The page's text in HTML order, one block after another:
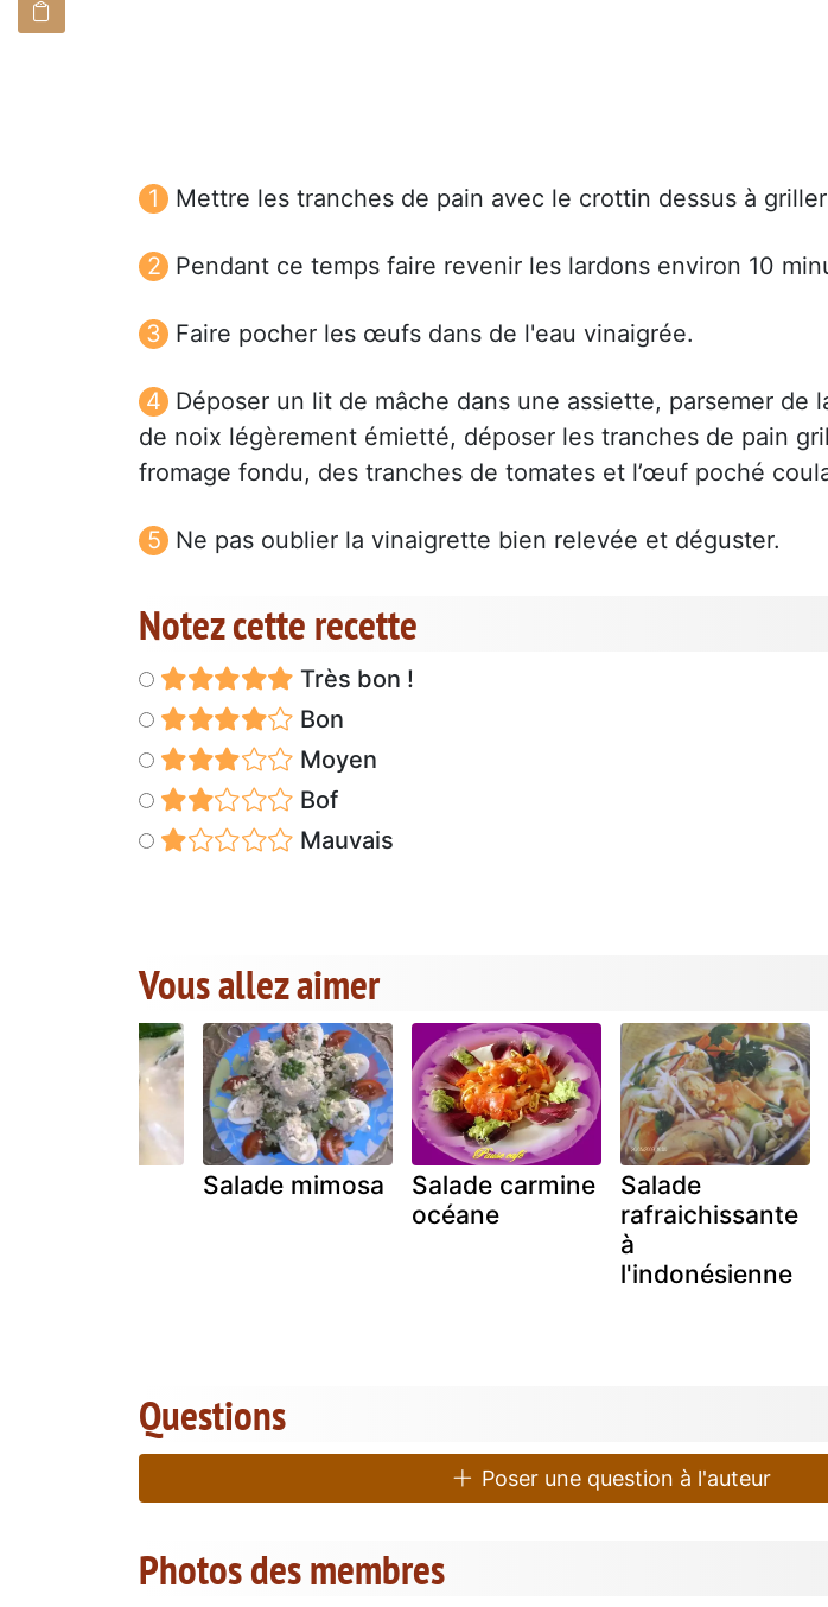
Mettre les tranches de pain avec le crottin dessus à
Pendant ce temps faire revenir les lardons environ 10
Faire pocher les œufs dans de l'eau vinaigrée.
Déposer un lit de mâche dans une assiette, parsemer de
de noix légèrement émietté, déposer les tranches de pain
fromage fondu, des tranches de tomates et l’œuf poché
Ne pas oublier la vinaigrette bien relevée et déguster.
Notez cette recette
Très bon !
Bon
Moyen
Bof
Mauvais
Vous allez aimer
Salade mimosa
Salade carmine
océane
Salade
rafraichissante
à
l'indonésienne
Questions
Poser une question à l'auteur
Photos des membres